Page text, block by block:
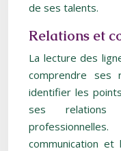
de ses talents.
Relations et
La lecture des
comprendre
identifier les
ses relations
communication et